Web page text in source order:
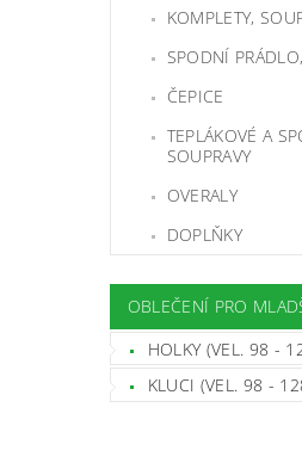
KOMPLETY,
SPODNÍ
ČEPICE
TEPLÁKOVÉ A
SOUPRAVY
OVERALY
DOPLŇKY
OBLEČENÍ PRO
HOLKY (VEL. 98 -
KLUCI (VEL. 98 -